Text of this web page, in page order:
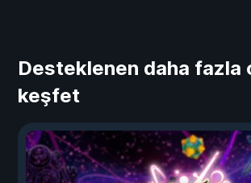
Desteklenen daha fazla
keşfet